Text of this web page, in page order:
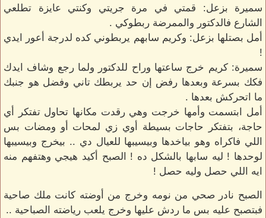
سميرة بزعل: قمتي في مرة جريتي وكنتي عايزة تطلعي
الشارع فالدكتور والممرضة ربطوكي .
أمل بصتلها بزعل: وكريم سابهم يربطوني كده لدرجة أعور ايدي
!
سميرة: كريم خرج ساعتها وراح للدكتور ولما رجع وشاف ايدك
فكك بسرعة وبعدها رفض إن حد يربطك تاني وفضل هو جنبك
ما اتحركش بعدها .
أمل ابتسمت وأمها خرجت وهي رقدت مكانها تحاول تفتكر أي
حاجة، بتفتكر حاجات بسيطة أوي زي لمحات أو ومضات بس
اللي فاكراه وهو بياخدها وبيسيبها للعيال دي .. بيخرج وبيسيبها
لوحدها ! ليه سابها بالشكل ده ! الصبح أكيد هيجي وهتفهم منه
ايه اللي حصل وليه حصل !
الصبح نادر صحي من نومه وخرج من أوضته كانت ملك صاحية
فبتصبح عليه بس ما ردش عليها وخرج يلعب رياضته الصباحية ..